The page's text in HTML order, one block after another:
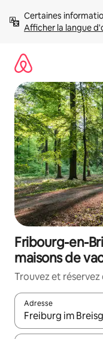
directement
Afficher la langue
Fribourg-en-
maisons de
Trouvez et réservez
Adresse
Lorsque les